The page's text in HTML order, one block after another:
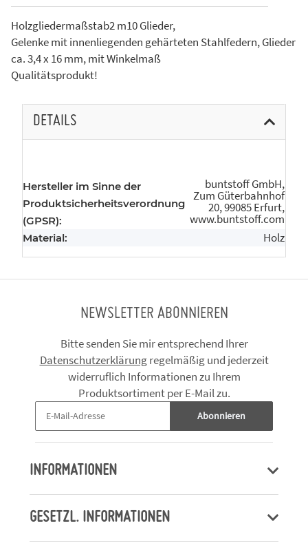
Holzgliedermaßstab2 m10 Glieder,
Gelenke mit innenliegenden gehärteten Stahlfedern, Glieder
ca. 3,4 x 16 mm, mit Winkelmaß
Qualitätsprodukt!
DETAILS
Hersteller im Sinne der
Produktsicherheitsverordnung
(GPSR):
buntstoff GmbH,
Zum Güterbahnhof
20, 99085 Erfurt,
www.buntstoff.com
Material: Holz
NEWSLETTER ABONNIEREN
Bitte senden Sie mir entsprechend Ihrer
Datenschutzerklärungregelmäßig und jederzeit
widerruflich Informationen zu Ihrem
Produktsortiment per E-Mail zu.
Abonnieren
INFORMATIONEN
GESETZL. INFORMATIONEN